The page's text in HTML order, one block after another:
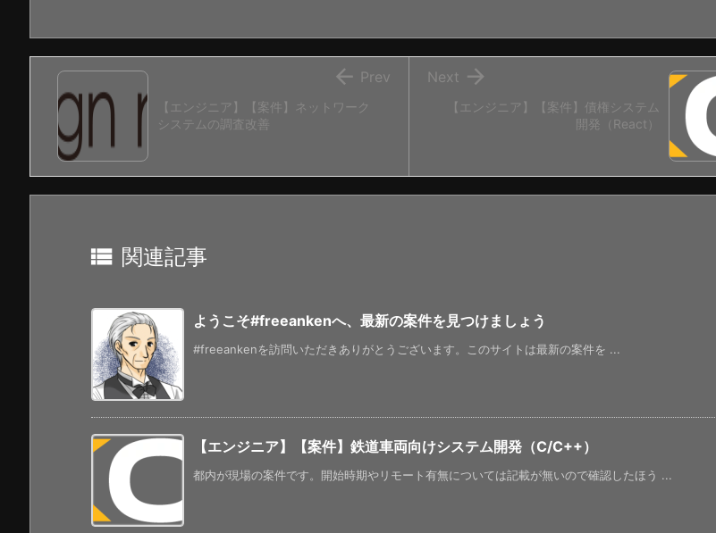
【エンジニア】【案件】債権システム
開発（React）

Next
【エンジニア】【案件】ネットワーク
システムの調査改善
 Prev
 関連記事
ようこそ#freeankenへ、最新の案件を見つけましょう
#freeankenを訪問いただきありがとうございます。このサイトは最新の案件を ...
【エンジニア】【案件】鉄道車両向けシステム開発（C/C++）
都内が現場の案件です。開始時期やリモート有無については記載が無いので確認したほう ...